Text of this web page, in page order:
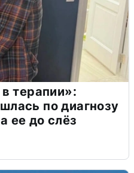
терапии»:
по диагнозу
ее до слёз